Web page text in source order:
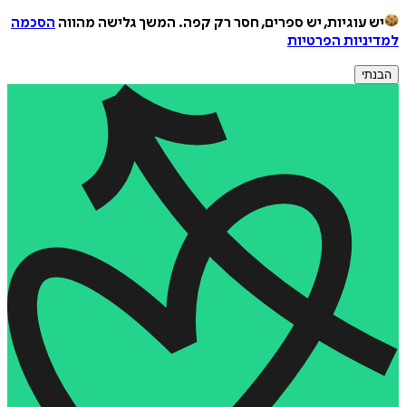
יש עוגיות, יש ספרים, חסר רק קפה. המשך גלישה מהווה הסכמה
למדיניות הפרטיות
הבנתי